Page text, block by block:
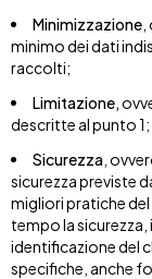
Minimizzazione
minimo dei dati
raccolti;
Limitazione,
descritte al punto 1;
Sicurezza ,
sicurezza previste
migliori pratiche
tempo la
identificazione del
specifiche, anche